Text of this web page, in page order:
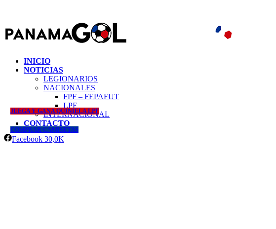
INICIO
NOTICIAS
LEGIONARIOS
NACIONALES
FPF – FEPAFUT
LPF
INTERNACIONAL
CONTACTO
JUEGA Y GANA QUINIELA LPF
COMPRAR CAMISETAS
Facebook 30,0K